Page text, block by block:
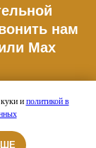
и политикой в
нам
Max